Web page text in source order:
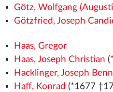
Götz, Wolfgang
Götzfried, Joseph
Haas, Gregor
Haas, Joseph Christian
Hacklinger, Joseph
Haff, Konrad (*1677